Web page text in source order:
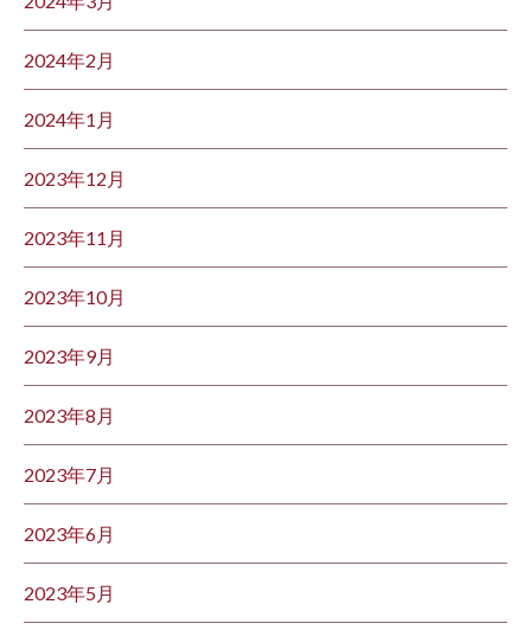
2024年2月
2024年1月
2023年12月
2023年11月
2023年10月
2023年9月
2023年8月
2023年7月
2023年6月
2023年5月